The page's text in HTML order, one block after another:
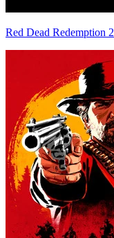
Red Dead Redemption 2